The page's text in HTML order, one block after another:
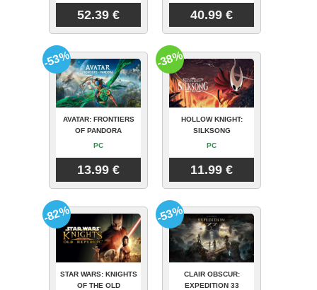
52.39 € 40.99 €
AVATAR: FRONTIERS
OF PANDORA
PC
13.99 €
-53%
HOLLOW KNIGHT:
SILKSONG
PC
11.99 €
-38%
STAR WARS: KNIGHTS
OF THE OLD
-82%
CLAIR OBSCUR:
EXPEDITION 33
-53%